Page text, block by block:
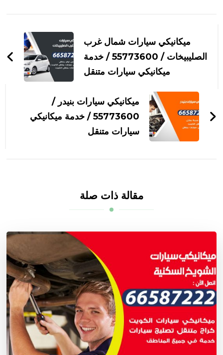
التدوينات
ميكانيكي سيارات شمال غرب
الصليبيخات / 55773600‬ / خدمة
ميكانيكي سيارات متنقل
ميكانيكي سيارات بنيدر /
55773600‬ / خدمة ميكانيكي
سيارات متنقل
مقالة ذات صلة